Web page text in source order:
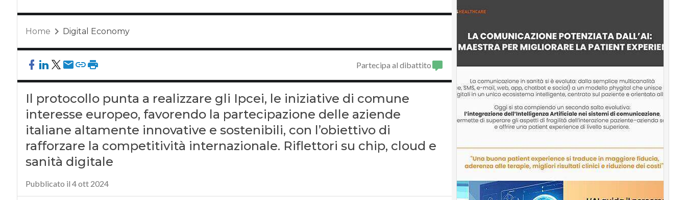
Privacy
Home Digital Economy
Partecipa al dibattito
Il protocollo punta a realizzare gli Ipcei, le iniziative di comune
interesse europeo, favorendo la partecipazione delle aziende
italiane altamente innovative e sostenibili, con l’obiettivo di
rafforzare la competitività internazionale. Riflettori su chip, cloud e
sanità digitale
Pubblicato il 4 ott 2024